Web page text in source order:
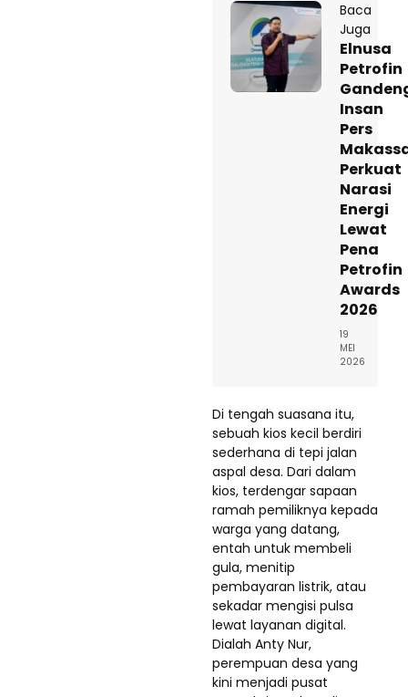
Baca
Juga
Elnusa
Petrofin
Insan
Pers
Perkuat
Narasi
Energi
Lewat
Pena
Petrofin
Awards
2026
19
MEI
2026
Di tengah suasana itu,
sebuah kios kecil berdiri
sederhana di tepi jalan
aspal desa. Dari dalam
kios, terdengar sapaan
ramah pemiliknya kepada
warga yang datang,
entah untuk membeli
gula, menitip
pembayaran listrik, atau
sekadar mengisi pulsa
lewat layanan digital.
Dialah Anty Nur,
perempuan desa yang
kini menjadi pusat